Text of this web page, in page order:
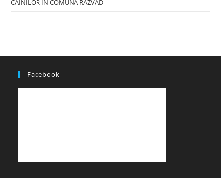
CÂINILOR ÎN COMUNA RĂZVAD
Facebook